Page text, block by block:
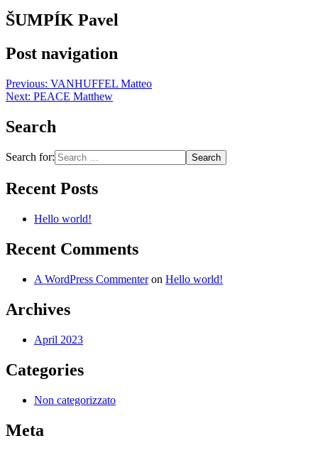
ŠUMPÍK Pavel
Post navigation
Previous: VANHUFFEL Matteo
Next: PEACE Matthew
Search
Search for:
Recent Posts
Hello world!
Recent Comments
A WordPress Commenteron Hello world!
Archives
April 2023
Categories
Non categorizzato
Meta